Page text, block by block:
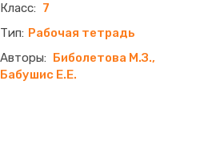
7
Рабочая тетрадь
Биболетова М.З.,
Бабушис Е.Е.